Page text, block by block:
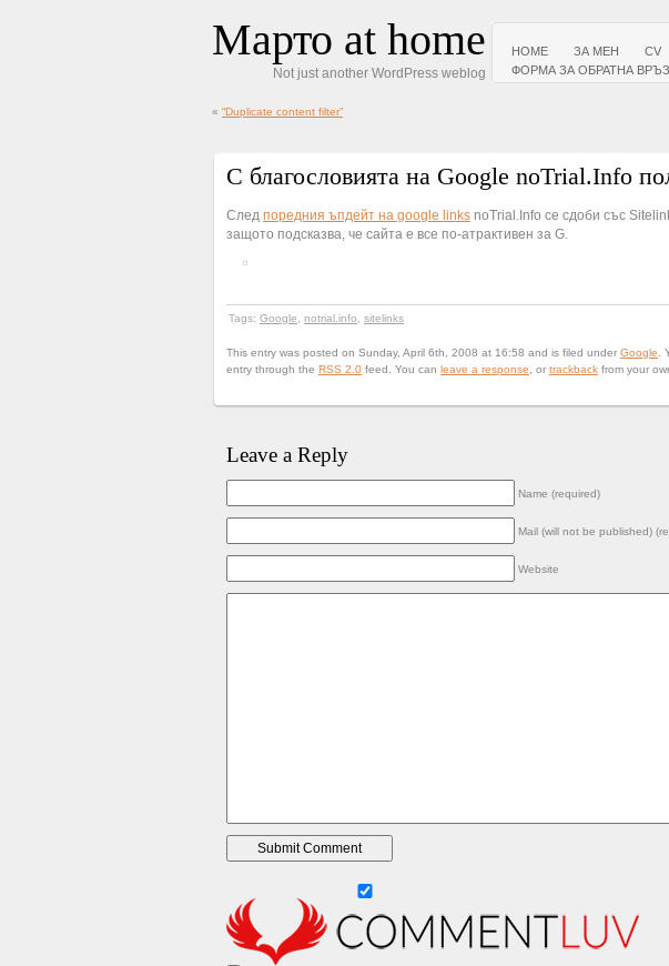
Марто at home
Not just another WordPress weblog
HOME ЗА МЕН CV
ФОРМА ЗА ОБРАТНА
« “Duplicate content filter”
С благословията на Google noTrial.Info
След поредния ъпдейт на google links noTrial.Info се сдоби със
защото подсказва, че сайта е все по-атрактивен за G.
Tags: Google notrial.info sitelinks
This entry was posted on Sunday, April 6th, 2008 at 16:58 and is filed under Google .
entry through the RSS 2.0 feed. You can leave a response , or trackback from your
Leave a Reply
Name (required)
Mail (will not be published)
Website